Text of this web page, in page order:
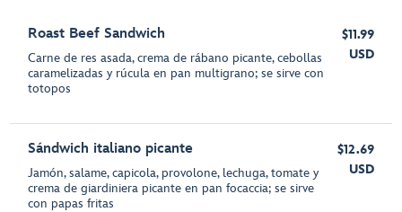
Roast Beef Sandwich
Carne de res asada, crema de rábano picante, cebollas
caramelizadas y rúcula en pan multigrano; se sirve con
totopos
$11.99
USD
Sándwich italiano picante
Jamón, salame, capicola, provolone, lechuga, tomate y
crema de giardiniera picante en pan focaccia; se sirve
con papas fritas
$12.69
USD